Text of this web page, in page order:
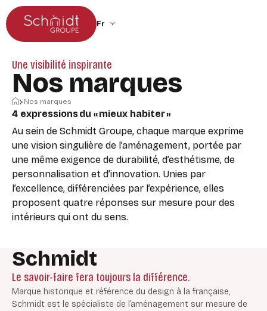
Aller au menu principal
Aller au contenu
Changer la langue du site (recharge la
Une visibilité inspirante
Nos marques
Accueil
Nos marques
4 expressions du « mieux habiter »
Au sein de Schmidt Groupe, chaque marque exprime
une vision singulière de l’aménagement, portée par
une même exigence de durabilité, d’esthétisme, de
personnalisation et d’innovation. Unies par
l’excellence, différenciées par l’expérience, elles
proposent quatre réponses sur mesure pour des
intérieurs qui ont du sens.
Schmidt
Le savoir-faire fera toujours la différence.
Marque historique et référence du design à la française,
Schmidt est le spécialiste de l’aménagement sur mesure de